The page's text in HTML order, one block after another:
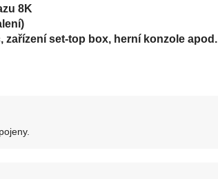
8K
zařízení set-top box, herní konzole apod.